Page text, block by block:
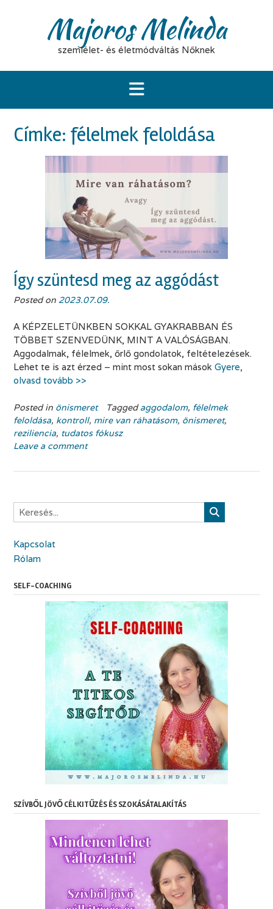
o
Majoros Melinda
szemlélet- és életmódváltás Nőknek
Címke: félelmek feloldása
Így szüntesd meg az aggódást
Posted on 2023.07.09.
A KÉPZELETÜNKBEN SOKKAL GYAKRABBAN ÉS
TÖBBET SZENVEDÜNK, MINT A VALÓSÁGBAN.
Aggodalmak, félelmek, őrlő gondolatok, feltételezések.
Lehet te is azt érzed – mint most sokan mások Gyere,
olvasd tovább >>
Posted in önismeret Taggedaggodalom, félelmek
feloldása, kontroll, mire van ráhatásom, önismeret,
reziliencia, tudatos fókusz
Leave a comment
Kapcsolat
Rólam
SELF-COACHING
SZÍVBŐL JÖVŐ CÉLKITŰZÉS ÉS SZOKÁSÁTALAKÍTÁS